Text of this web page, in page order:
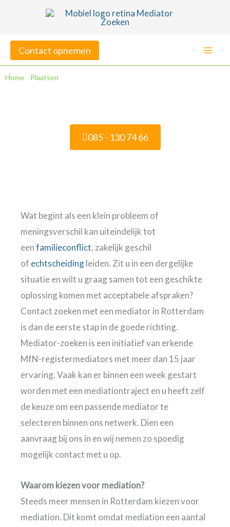
inhoudContact opnemen
Home Plaatsen
085 - 130 74 66
Wat begint als een klein probleem of
meningsverschil kan uiteindelijk tot
eenfamilieconflict, zakelijk geschil
of echtscheidingleiden. Zit u in een dergelijke
situatie en wilt u graag samen tot een geschikte
oplossing komen met acceptabele afspraken?
Contact zoeken met een mediator in Rotterdam
is dan de eerste stap in de goede richting.
Mediator-zoeken is een initiatief van erkende
MfN-registermediators met meer dan 15 jaar
ervaring. Vaak kan er binnen een week gestart
worden met een mediationtraject en u heeft zelf
de keuze om een passende mediator te
selecteren binnen ons netwerk. Dien een
aanvraag bij ons in en wij nemen zo spoedig
mogelijk contact met u op.
Waarom kiezen voor mediation?
Steeds meer mensen in Rotterdam kiezen voor
mediation. Dit komt omdat mediation een aantal